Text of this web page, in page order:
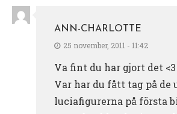
ANN-CHARLOTTE
25 november, 2011 - 11:42
Va fint du har gjort det <3
Var har du fått tag på de
luciafigurerna på första